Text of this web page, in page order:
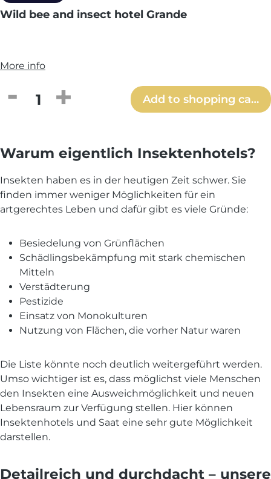
Wild bee and insect hotel Grande
More info
Product Quantity: Enter the desired
Add to shopping cart
Warum eigentlich Insektenhotels?
Insekten haben es in der heutigen Zeit schwer. Sie
finden immer weniger Möglichkeiten für ein
artgerechtes Leben und dafür gibt es viele Gründe:
Besiedelung von Grünflächen
Schädlingsbekämpfung mit stark chemischen
Mitteln
Verstädterung
Pestizide
Einsatz von Monokulturen
Nutzung von Flächen, die vorher Natur waren
Die Liste könnte noch deutlich weitergeführt werden.
Umso wichtiger ist es, dass möglichst viele Menschen
den Insekten eine Ausweichmöglichkeit und neuen
Lebensraum zur Verfügung stellen. Hier können
Insektenhotels und Saat eine sehr gute Möglichkeit
darstellen.
Detailreich und durchdacht – unsere